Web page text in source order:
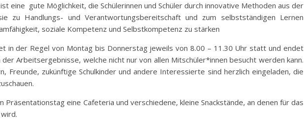
eine gute Möglichkeit, die Schülerinnen und Schüler durch innovative Methoden aus der
zu Handlungs- und Verantwortungsbereitschaft und zum selbstständigen Lernen
soziale Kompetenz und Selbstkompetenz zu stärken
in der Regel von Montag bis Donnerstag jeweils von 8.00 – 11.30 Uhr statt und endet
Arbeitsergebnisse, welche nicht nur von allen Mitschüler*innen besucht werden kann.
Freunde, zukünftige Schulkinder und andere Interessierte sind herzlich eingeladen, die
Präsentationstag eine Cafeteria und verschiedene, kleine Snackstände, an denen für das